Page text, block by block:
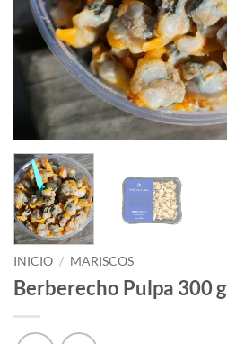
INICIO / MARISCOS
Berberecho Pulpa 300 g